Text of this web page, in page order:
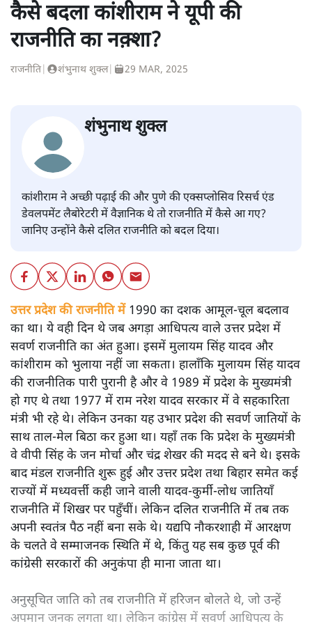
कैसे बदला कांशीराम ने यूपी की
राजनीति का नक़्शा?
राजनीति शंभुनाथ शुक्ल| 29 MAR, 2025
शंभुनाथ शुक्ल
कांशीराम ने अच्छी पढ़ाई की और पुणे की एक्सप्लोसिव रिसर्च एंड
डेवलपमेंट लैबोरेटरी में वैज्ञानिक थे तो राजनीति में कैसे आ गए?
जानिए उन्होंने कैसे दलित राजनीति को बदल दिया।
उत्तर प्रदेश की राजनीति में1990 का दशक आमूल-चूल बदलाव
का था। ये वही दिन थे जब अगड़ा आधिपत्य वाले उत्तर प्रदेश में
सवर्ण राजनीति का अंत हुआ। इसमें मुलायम सिंह यादव और
कांशीराम को भुलाया नहीं जा सकता। हालाँकि मुलायम सिंह यादव
की राजनीतिक पारी पुरानी है और वे 1989 में प्रदेश के मुख्यमंत्री
हो गए थे तथा 1977 में राम नरेश यादव सरकार में वे सहकारिता
साथ ताल-मेल बिठा कर हुआ था। यहाँ तक कि प्रदेश के मुख्यमंत्री
वे वीपी सिंह के जन मोर्चा और चंद्र शेखर की मदद से बने थे। इसके